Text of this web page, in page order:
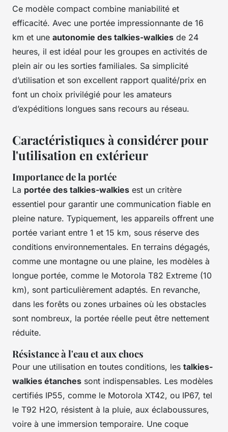
Ce modèle compact combine maniabilité et
efficacité. Avec une portée impressionnante de 16
km et une autonomie des talkies-walkies de 24
heures, il est idéal pour les groupes en activités de
plein air ou les sorties familiales. Sa simplicité
d’utilisation et son excellent rapport qualité/prix en
font un choix privilégié pour les amateurs
d’expéditions longues sans recours au réseau.
Caractéristiques à considérer pour
l'utilisation en extérieur
Importance de la portée
La portée des talkies-walkies est un critère
essentiel pour garantir une communication fiable en
pleine nature. Typiquement, les appareils offrent une
portée variant entre 1 et 15 km, sous réserve des
conditions environnementales. En terrains dégagés,
comme une montagne ou une plaine, les modèles à
longue portée, comme le Motorola T82 Extreme (10
km), sont particulièrement adaptés. En revanche,
dans les forêts ou zones urbaines où les obstacles
sont nombreux, la portée réelle peut être nettement
réduite.
Résistance à l'eau et aux chocs
Pour une utilisation en toutes conditions, les talkies-
walkies étanches sont indispensables. Les modèles
certifiés IP55, comme le Motorola XT42, ou IP67, tel
le T92 H2O, résistent à la pluie, aux éclaboussures,
voire à une immersion temporaire. Une coque